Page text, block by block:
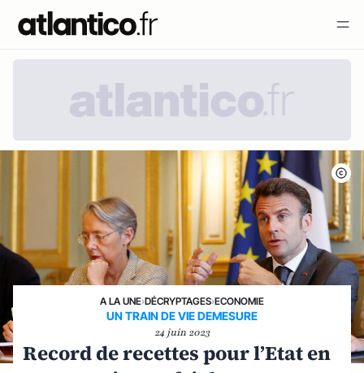
A LA UNE›DÉCRYPTAGES›ECONOMIE
UN TRAIN DE VIE DEMESURE
24 juin 2023
Record de recettes pour l’Etat en